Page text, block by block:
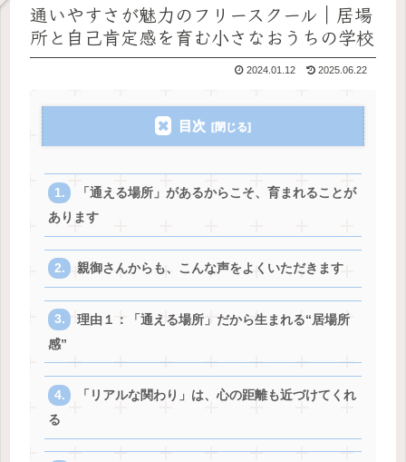
通いやすさが魅力のフリースクール｜居場
所と自己肯定感を育む小さなおうちの学校
2024.01.12 2025.06.22
目次
「通える場所」があるからこそ、育まれることが
あります
親御さんからも、こんな声をよくいただきます
理由１：「通える場所」だから生まれる“居場所
感”
「リアルな関わり」は、心の距離も近づけてくれ
る